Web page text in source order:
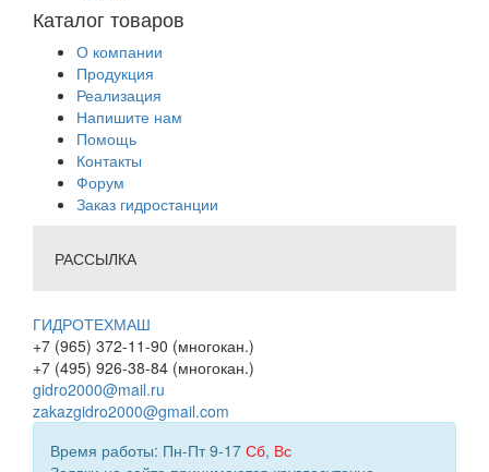
Каталог товаров
О компании
Продукция
Реализация
Напишите нам
Помощь
Контакты
Форум
Заказ гидростанции
РАССЫЛКА
ГИДРОТЕХМАШ
+7 (965) 372-11-90 (многокан.)
+7 (495) 926-38-84 (многокан.)
gidro2000@mail.ru
zakazgidro2000@gmail.com
Время работы: Пн-Пт 9-17 Сб, Вс